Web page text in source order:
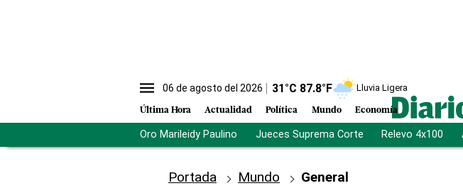
06 de agosto del 2026 31°C 87.8°F Lluvia Ligera
Última Hora Actualidad Política Mundo Economía
Oro Marileidy Paulino Jueces Suprema Corte Relevo 4x100
Portada Mundo General